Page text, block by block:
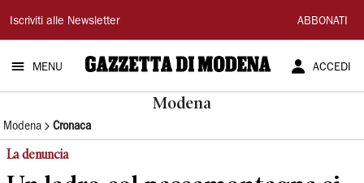
Gazzetta
di
Modena
Iscriviti alle Newsletter ABBONATI
MENU ACCEDI
Modena
Modena Cronaca
La denuncia